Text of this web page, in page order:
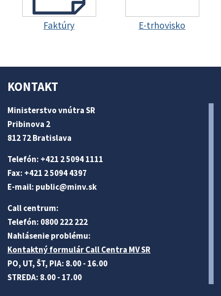
Faktúry E-trhovisko
KONTAKT
Ministerstvo vnútra SR
Pribinova 2
812 72 Bratislava
Telefón: +421 2 5094 1111
Fax: +421 2 5094 4397
E-mail: public@minv.sk
Call centrum:
Telefón: 0800 222 222
Nahlásenie problému:
Kontaktný formulár Call Centra MV SR
PO, UT, ŠT, PIA: 8.00 - 16.00
STREDA: 8.00 - 17.00